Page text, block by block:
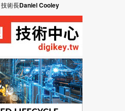
技術長Daniel Cooley